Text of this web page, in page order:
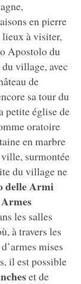
en pierre
lieux à visiter,
Apostolo du
village, avec
de
sa tour du
petite église de
oratoire
en marbre
surmontée
du village ne
delle Armi
les salles
à travers les
mises
il est possible
et de